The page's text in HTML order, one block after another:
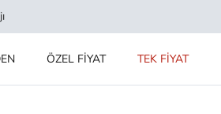
ÖZEL FİYAT TEK FİYAT